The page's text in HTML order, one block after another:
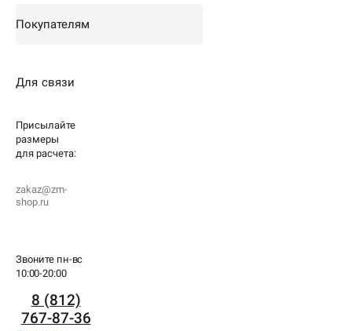
Покупателям
Для связи
Присылайте
размеры
для расчета:
zakaz@zm-
shop.ru
Звоните пн-вс
10:00-20:00
8 (812)
767-87-36